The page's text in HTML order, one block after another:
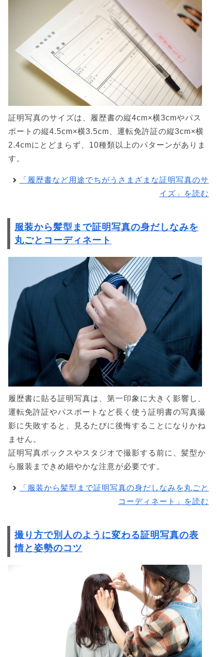
証明写真のサイズは、履歴書の縦4cm×横3cmやパス
ポートの縦4.5cm×横3.5cm、運転免許証の縦3cm×横
2.4cmにとどまらず、10種類以上のパターンがありま
す。
「履歴書など用途でちがうさまざまな証明写真のサ
イズ」を読む
服装から髪型まで証明写真の身だしなみを
丸ごとコーディネート
履歴書に貼る証明写真は、第一印象に大きく影響し、
運転免許証やパスポートなど長く使う証明書の写真撮
影に失敗すると、見るたびに後悔することになりかね
ません。
証明写真ボックスやスタジオで撮影する前に、髪型か
ら服装まできめ細やかな注意が必要です。
「服装から髪型まで証明写真の身だしなみを丸ごと
コーディネート」を読む
撮り方で別人のように変わる証明写真の表
情と姿勢のコツ